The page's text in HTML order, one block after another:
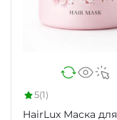
5(1)
HairLux Маска для